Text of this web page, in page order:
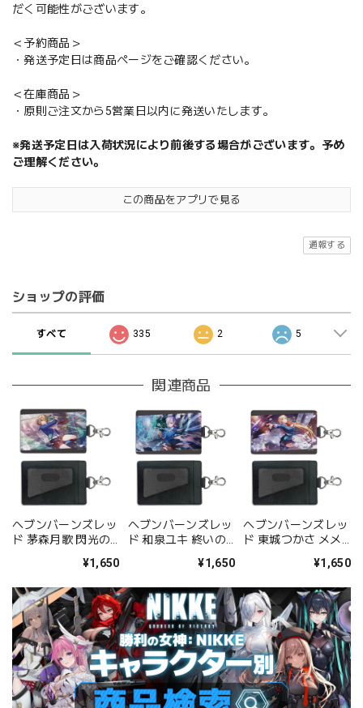
だく可能性がございます。
＜予約商品＞
・発送予定日は商品ページをご確認ください。
＜在庫商品＞
・原則ご注文から5営業日以内に発送いたします。
※発送予定日は入荷状況により前後する場合がございます。予め
ご理解ください。
この商品をアプリで見る
通報する
ショップの評価
すべて 335 2 5
関連商品
ヘブンバーンズレッ
ド 茅森月歌 閃光の
パスケース(ナスカ
¥1,650
ヘブンバーンズレッ
ド 和泉ユキ 終いの
(ナスカン付き)¥1,650
ヘブンバーンズレッ
ド 東城つかさ メメ
パスケース(ナスカ
¥1,650